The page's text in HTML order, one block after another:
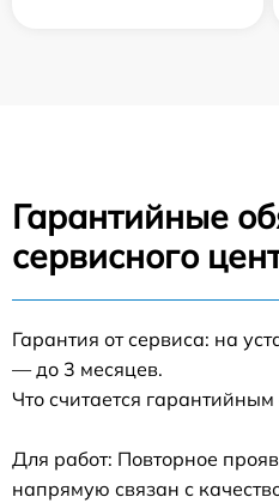
Гарантийные
сервисного
Гарантия от сервиса: на
— до 3 месяцев.
Что считается
Для работ: Повторное
напрямую связан с